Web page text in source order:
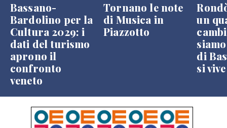
Bassano-
Bardolino per la
Cultura 2029: i
dati del turismo
aprono il
confronto
veneto
Tornano le note
di Musica in
Piazzotto
un
di
si